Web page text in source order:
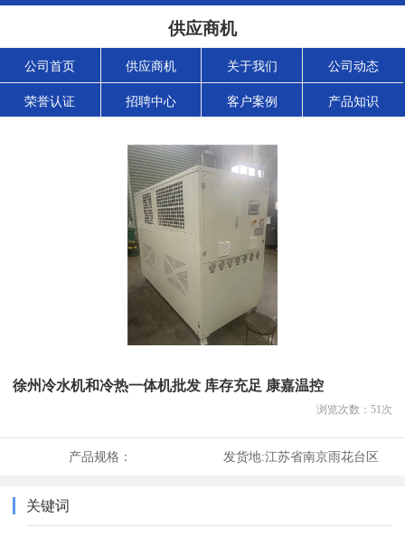
供应商机
公司首页 供应商机 关于我们 公司动态
荣誉认证 招聘中心 客户案例 产品知识
徐州冷水机和冷热一体机批发 库存充足 康嘉温控
浏览次数： 51次
产品规格： 发货地:江苏省南京雨花台区
关键词